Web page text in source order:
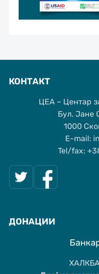
КОНТАКТ
ЦЕА – Центар
Бул. Јане
1000
Е-mail:
Tel/fax:
ДОНАЦИИ